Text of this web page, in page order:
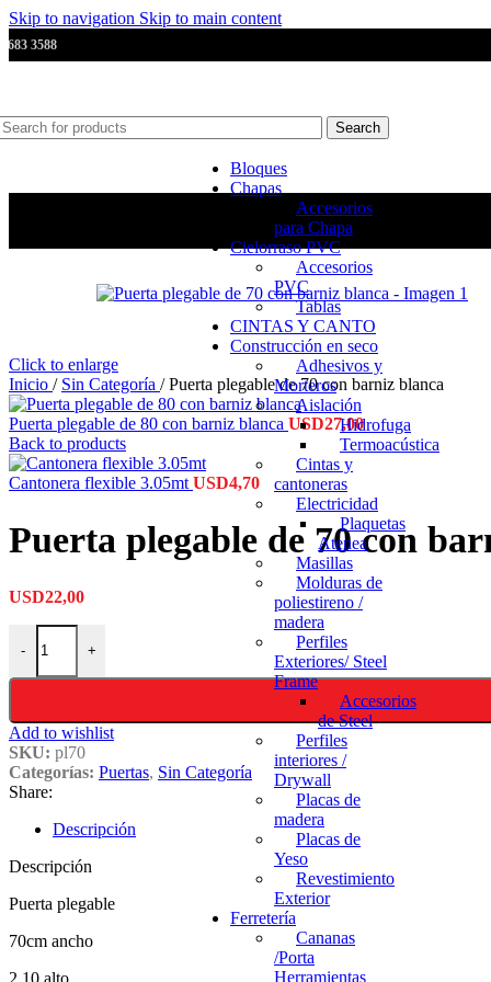
Skip to navigation Skip to main content
3588
Bloques
Chapas
Accesorios
para Chapa
Cielorraso PVC
Accesorios
PVC
Tablas
CINTAS Y CANTO
Construcción en seco
Adhesivos y
Morteros
Aislación
Hidrofuga
Termoacústica
Cintas y
cantoneras
Electricidad
Plaquetas
Atenea
Masillas
Molduras de
poliestireno /
madera
Perfiles
Exteriores/ Steel
Frame
Accesorios
de Steel
Perfiles
interiores /
Drywall
Placas de
madera
Placas de
Yeso
Revestimiento
Exterior
Ferretería
Cananas
/Porta
Herramientas
Search
Click to enlarge
Inicio / Sin Categoría / Puerta plegable de 70 con barniz blanca
Puerta plegable de 80 con barniz blanca USD27,00
Back to products
Cantonera flexible 3.05mt USD4,70
Puerta plegable de 70 con
USD22,00
- +
Add to wishlist
SKU: pl70
Categorías: Puertas, Sin Categoría
Share:
Descripción
Descripción
Puerta plegable
70cm ancho
2.10 alto